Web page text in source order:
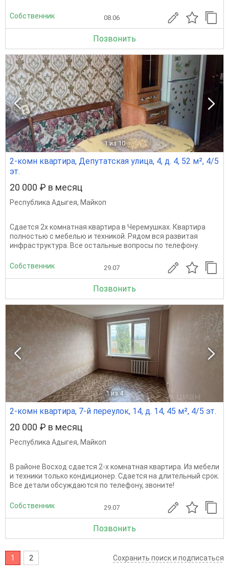
Собственник 08.06
Позвонить
1 из 10
2-комн квартира, Депутатская улица, 4, д. 4, 52 м², 4/5
эт.
20 000 ₽ в месяц
Республика Адыгея, Майкоп
Сдается 2х комнатная квартира в Черемушках. Квартира
полностью с мебелью и техникой. Рядом вся развитая
инфраструктура. Все остальные вопросы по телефону.
Собственник 29.07
Позвонить
1 из 4
2-комн квартира, 7-й переулок, 14, д. 14, 45 м², 4/5 эт.
20 000 ₽ в месяц
Республика Адыгея, Майкоп
В районе Восход сдается 2-х комнатная квартира. Из мебели
и техники только кондиционер. Сдается на длительный срок.
Все детали обсуждаются по телефону, звоните!
Собственник 29.07
Позвонить
1 2 Сохранить поиск и подписаться